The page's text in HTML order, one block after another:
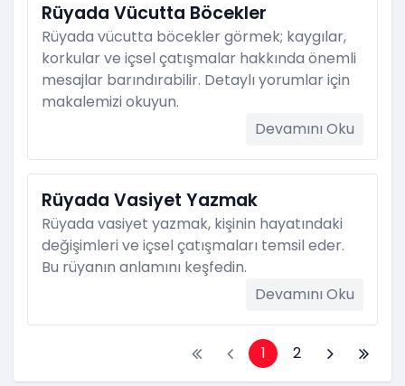
Rüyada Vücutta Böcekler
Rüyada vücutta böcekler görmek; kaygılar,
korkular ve içsel çatışmalar hakkında önemli
mesajlar barındırabilir. Detaylı yorumlar için
makalemizi okuyun.
Devamını Oku
Rüyada Vasiyet Yazmak
Rüyada vasiyet yazmak, kişinin hayatındaki
değişimleri ve içsel çatışmaları temsil eder.
Bu rüyanın anlamını keşfedin.
Devamını Oku
1 2